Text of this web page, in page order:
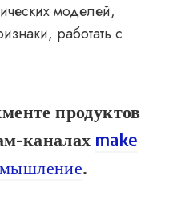
моделей,
работать с
продуктов
каналах make
.